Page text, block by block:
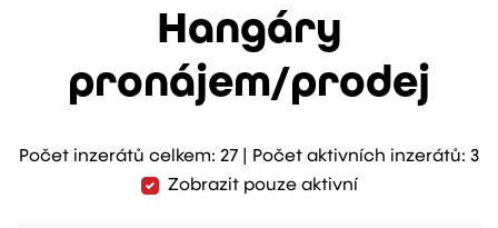
Hangáry
pronájem/prodej
Počet inzerátů celkem: 27 | Počet aktivních inzerátů: 3
Zobrazit pouze aktivní